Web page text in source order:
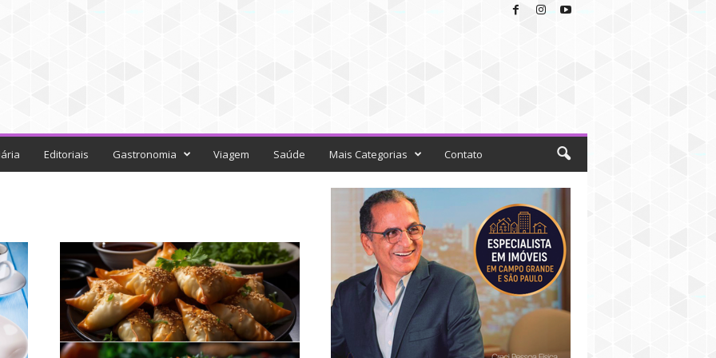
Editoriais Gastronomia Viagem Saúde Mais Categorias Contato